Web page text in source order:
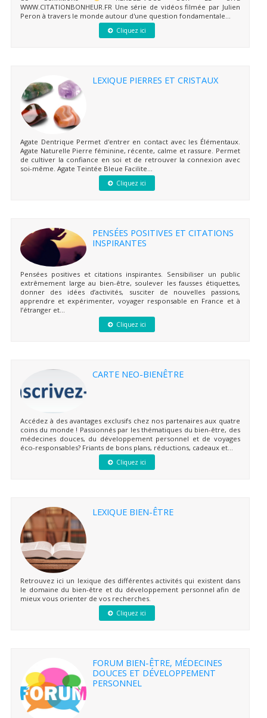
WWW.CITATIONBONHEUR.FR Une série de vidéos filmée par Julien
Peron à travers le monde autour d'une question fondamentale...
Cliquez ici
LEXIQUE PIERRES ET CRISTAUX
Agate Dentrique Permet d'entrer en contact avec les Élémentaux.
Agate Naturelle Pierre féminine, récente, calme et rassure. Permet
de cultiver la confiance en soi et de retrouver la connexion avec
soi-même. Agate Teintée Bleue Facilite...
Cliquez ici
PENSÉES POSITIVES ET CITATIONS
INSPIRANTES
Pensées positives et citations inspirantes. Sensibiliser un public
extrêmement large au bien-être, soulever les fausses étiquettes,
donner des idées d’activités, susciter de nouvelles passions,
apprendre et expérimenter, voyager responsable en France et à
l’étranger et...
Cliquez ici
CARTE NEO-BIENÊTRE
Accédez à des avantages exclusifs chez nos partenaires aux quatre
coins du monde ! Passionnés par les thématiques du bien-être, des
médecines douces, du développement personnel et de voyages
éco-responsables? Friants de bons plans, réductions, cadeaux et...
Cliquez ici
LEXIQUE BIEN-ÊTRE
Retrouvez ici un lexique des différentes activités qui existent dans
le domaine du bien-être et du développement personnel afin de
mieux vous orienter de vos recherches.
Cliquez ici
FORUM BIEN-ÊTRE, MÉDECINES
DOUCES ET DÉVELOPPEMENT
PERSONNEL